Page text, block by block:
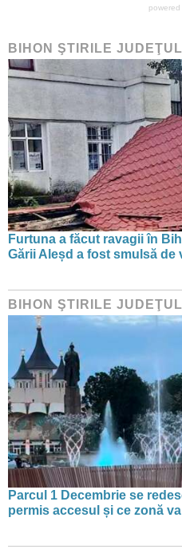
powered
BIHON ŞTIRILE
Furtuna a făcut ravagii în
Gării Aleșd a fost smulsă de
BIHON ŞTIRILE
Parcul 1 Decembrie se
permis accesul și ce zonă